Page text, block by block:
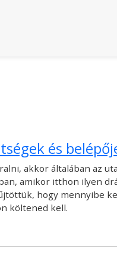
és
akkor általában az
amikor itthon ilyen
hogy mennyibe
költened kell.